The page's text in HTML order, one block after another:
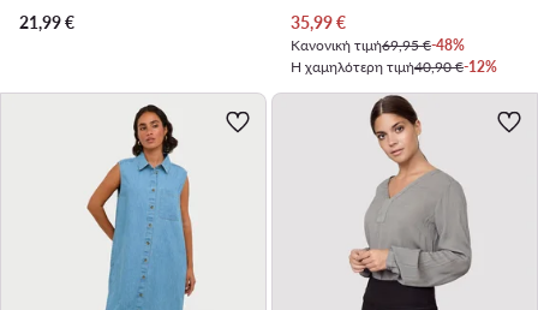
21,99€
Τρέχουσα τιμή
35,99€
Κανονική τιμή69,95 €-48%
Η χαμηλότερη τιμή40,90 €-12%